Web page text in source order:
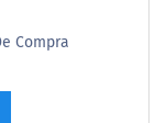
Compra